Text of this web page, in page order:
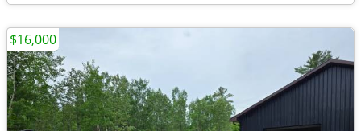
$16,000